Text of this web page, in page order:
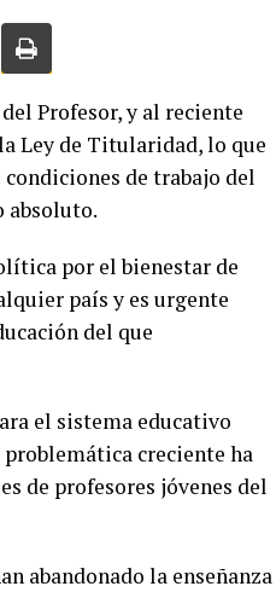
Profesor, y al reciente
Ley de Titularidad, lo que
de trabajo del
absoluto.
por el bienestar de
país y es urgente
del que
el sistema educativo
creciente ha
de profesores jóvenes del
abandonado la enseñanza